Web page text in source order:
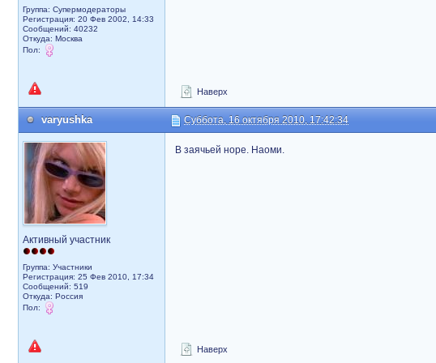
Группа: Супермодераторы
Регистрация: 20 Фев 2002, 14:33
Сообщений: 40232
Откуда: Москва
Пол:
Наверх
varyushka Суббота, 16 октября 2010, 17:42:34
Активный участник
Группа: Участники
Регистрация: 25 Фев 2010, 17:34
Сообщений: 519
Откуда: Россия
Пол:
В заячьей норе. Наоми.
Наверх